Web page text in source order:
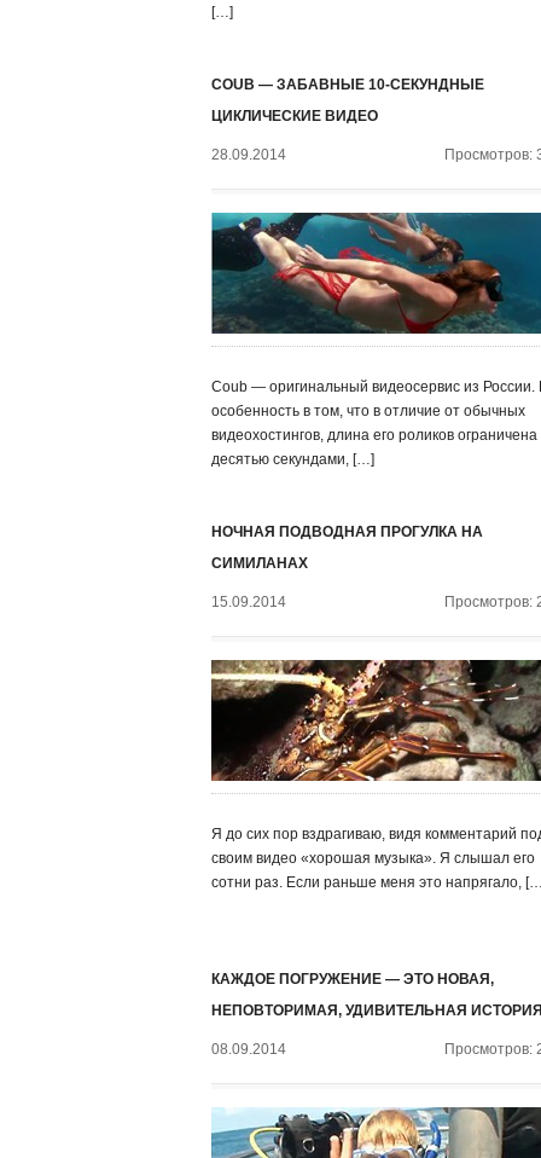
[…]
COUB — ЗАБАВНЫЕ 10-СЕКУНДНЫЕ
ЦИКЛИЧЕСКИЕ ВИДЕО
28.09.2014 Просмотров:
Coub — оригинальный видеосервис из России.
особенность в том, что в отличие от обычных
видеохостингов, длина его роликов ограничена
десятью секундами, […]
НОЧНАЯ ПОДВОДНАЯ ПРОГУЛКА НА
СИМИЛАНАХ
15.09.2014 Просмотров:
Я до сих пор вздрагиваю, видя комментарий
своим видео «хорошая музыка». Я слышал его
сотни раз. Если раньше меня это напрягало,
КАЖДОЕ ПОГРУЖЕНИЕ — ЭТО НОВАЯ,
НЕПОВТОРИМАЯ, УДИВИТЕЛЬНАЯ
08.09.2014 Просмотров: